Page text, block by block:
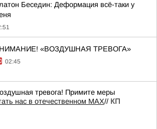
Беседин: Деформация всё-таки у
«ВОЗДУШНАЯ ТРЕВОГА»
02:45
тревога! Примите меры
нас в отечественном MAX// КП